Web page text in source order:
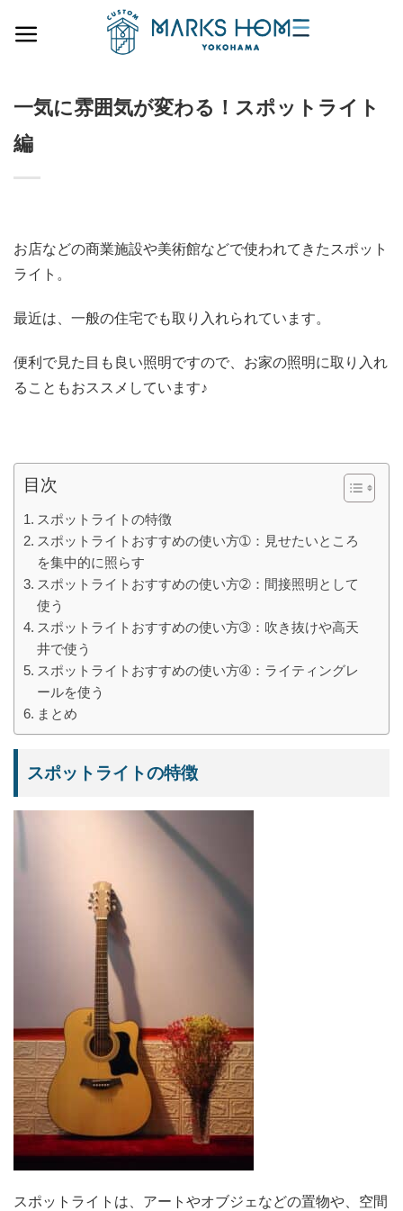
一気に雰囲気が変わる！スポットライト
編
お店などの商業施設や美術館などで使われてきたスポット
ライト。
最近は、一般の住宅でも取り入れられています。
便利で見た目も良い照明ですので、お家の照明に取り入れ
ることもおススメしています♪
目次
スポットライトの特徴
スポットライトおすすめの使い方➀：見せたいところ
を集中的に照らす
スポットライトおすすめの使い方➁：間接照明として
使う
スポットライトおすすめの使い方➂：吹き抜けや高天
井で使う
スポットライトおすすめの使い方➃：ライティングレ
ールを使う
まとめ
スポットライトの特徴
スポットライトは、アートやオブジェなどの置物や、空間